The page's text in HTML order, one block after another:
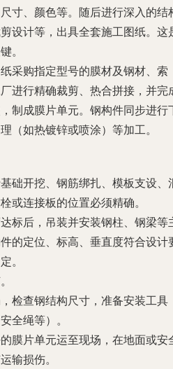
寸、颜色等。随后进行深入的结
设计等，出具全套施工图纸。这
。
采购指定型号的膜材及钢材、索
进行精确裁剪、热合拼接，并完
制成膜片单元。钢构件同步进行
（如热镀锌或喷涂）等加工。
础开挖、钢筋绑扎、模板支设、
或连接板的位置必须精确。
标后，吊装并安装钢柱、钢梁等
的定位、标高、垂直度符合设计
。
检查钢结构尺寸，准备安装工具
全绳等）。
膜片单元运至现场，在地面或安
输损伤。